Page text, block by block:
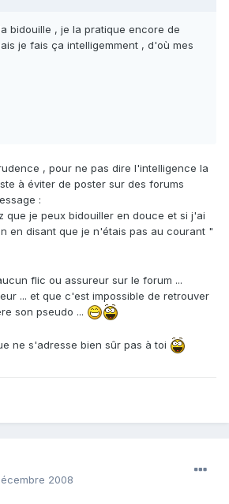
bidouille , je la pratique encore de
je fais ça intelligemment , d'où mes
, pour ne pas dire l'intelligence la
à éviter de poster sur des forums
:
que je peux bidouiller en douce et si j'ai
en disant que je n'étais pas au courant "
flic ou assureur sur le forum ...
... et que c'est impossible de retrouver
son pseudo ...
ne s'adresse bien sûr pas à toi
2008